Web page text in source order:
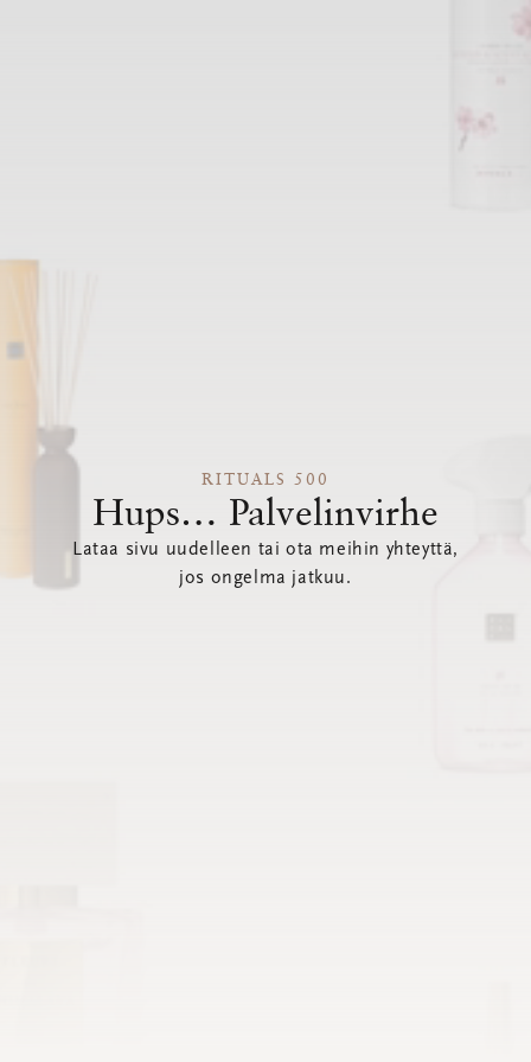
RITUALS 500
Hups… Palvelinvirhe
Lataa sivu uudelleen tai ota meihin yhteyttä,
jos ongelma jatkuu.